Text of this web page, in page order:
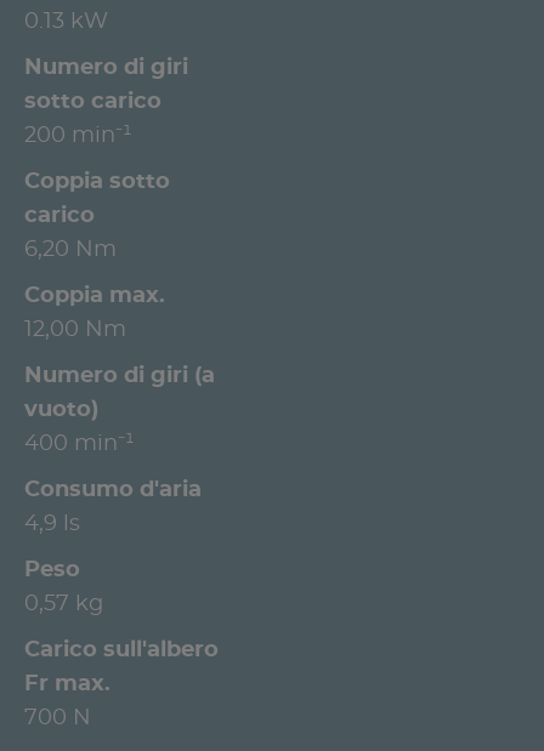
0.13 kW
Numero di giri
sotto carico
200 min⁻¹
Coppia sotto
carico
6,20 Nm
Coppia max.
12,00 Nm
Numero di giri (a
vuoto)
400 min⁻¹
Consumo d'aria
4,9 ls
Peso
0,57 kg
Carico sull'albero
Fr max.
700 N